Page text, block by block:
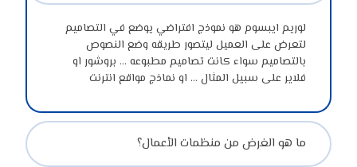
لوريم ايبسوم هو نموذج افتراضي يوضع في التصاميم
لتعرض على العميل ليتصور طريقه وضع النصوص
بالتصاميم سواء كانت تصاميم مطبوعه ... بروشور او
فلاير على سبيل المثال ... او نماذج مواقع انترنت
ما هو الغرض من منظمات الأعمال؟